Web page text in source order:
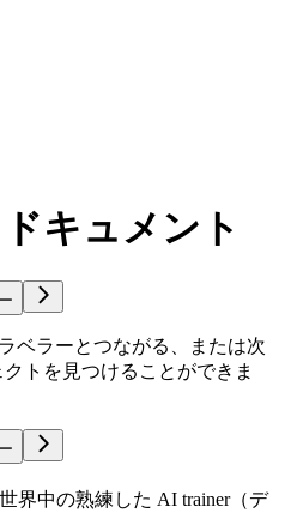
キュメント
ベラーとつながる、または次
トを見つけることができま
界中の熟練した AI trainer（デ